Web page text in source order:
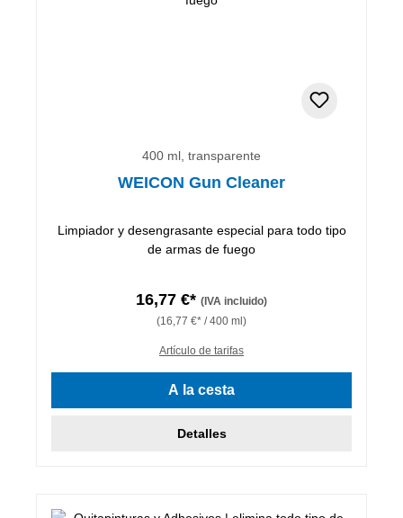
400 ml, transparente
WEICON Gun Cleaner
Limpiador y desengrasante especial para todo tipo
de armas de fuego
16,77 €* (IVA incluido)
(16,77 €* / 400 ml)
Artículo de tarifas
A la cesta
Detalles